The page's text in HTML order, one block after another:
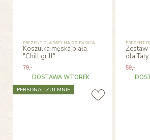
PREZENT DLA TATY NA DZIEŃ OJCA
Koszulka męska biała
"Chill grill"
79,-
DOSTAWA WTOREK
PREZENT
Zestaw
dla Taty
59 ,-
PERSONALIZUJ MNIE